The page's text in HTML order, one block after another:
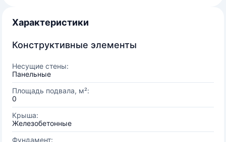
Характеристики
Конструктивные элементы
Несущие стены:
Панельные
Площадь подвала, м²:
0
Крыша:
Железобетонные
Фундамент: